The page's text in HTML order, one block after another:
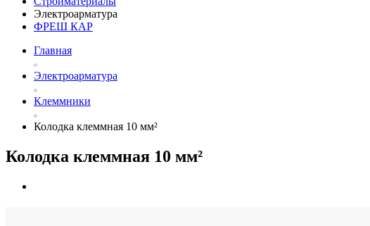
Электроарматура
ФРЕШ КАР
Главная
Электроарматура
Клеммники
Колодка клеммная 10 мм²
Колодка клеммная 10 мм²